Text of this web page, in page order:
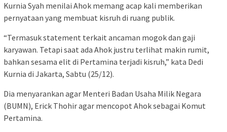
Kurnia Syah menilai Ahok memang acap kali memberikan
pernyataan yang membuat kisruh di ruang publik.
“Termasuk statement terkait ancaman mogok dan gaji
karyawan. Tetapi saat ada Ahok justru terlihat makin rumit,
bahkan sesama elit di Pertamina terjadi kisruh,” kata Dedi
Kurnia di Jakarta, Sabtu (25/12).
Dia menyarankan agar Menteri Badan Usaha Milik Negara
(BUMN), Erick Thohir agar mencopot Ahok sebagai Komut
Pertamina.